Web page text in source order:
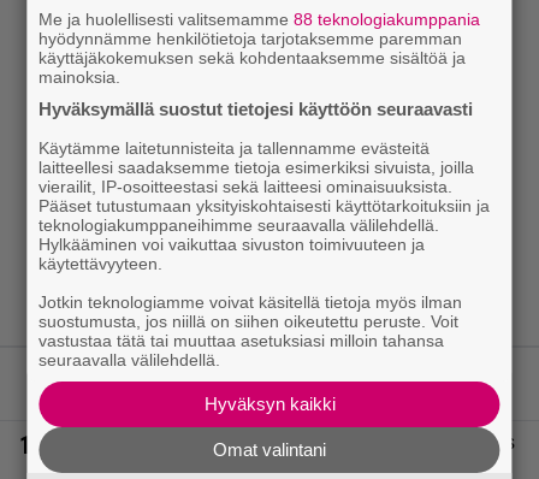
LUETUIMMAT JUTUT
1.
Seiska: Laulaja Frederik lyttäsi Eput – johan oli taas
kielen käyttöä
Me ja huolellisesti valitsemamme88 teknologiakumppania
hyödynnämme henkilötietoja tarjotaksemme paremman
käyttäjäkokemuksen sekä kohdentaaksemme sisältöä ja
mainoksia.
Hyväksymällä suostut tietojesi käyttöön seuraavasti
Käytämme laitetunnisteita ja tallennamme evästeitä
laitteellesi saadaksemme tietoja esimerkiksi sivuista, joilla
vierailit, IP-osoitteestasi sekä laitteesi ominaisuuksista.
Pääset tutustumaan yksityiskohtaisesti käyttötarkoituksiin ja
teknologiakumppaneihimme seuraavalla välilehdellä.
Hylkääminen voi vaikuttaa sivuston toimivuuteen ja
käytettävyyteen.
Jotkin teknologiamme voivat käsitellä tietoja myös ilman
suostumusta, jos niillä on siihen oikeutettu peruste. Voit
vastustaa tätä tai muuttaa asetuksiasi milloin tahansa
seuraavalla välilehdellä.
Hyväksyn kaikki
Omat valintani